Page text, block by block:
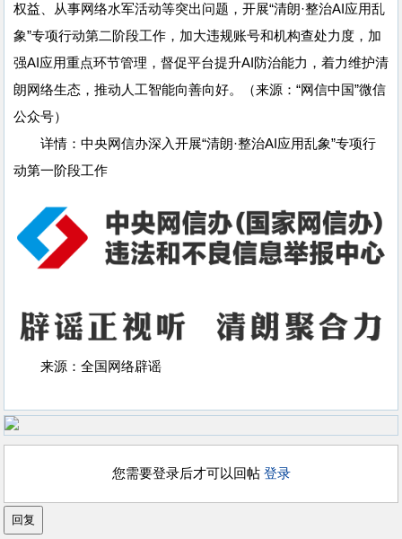
权益、从事网络水军活动等突出问题，开展“清朗·整治AI应用乱
象”专项行动第二阶段工作，加大违规账号和机构查处力度，加
强AI应用重点环节管理，督促平台提升AI防治能力，着力维护清
朗网络生态，推动人工智能向善向好。（来源：“网信中国”微信
公众号）
详情：中央网信办深入开展“清朗·整治AI应用乱象”专项行
动第一阶段工作
来源：全国网络辟谣
您需要登录后才可以回帖 登录